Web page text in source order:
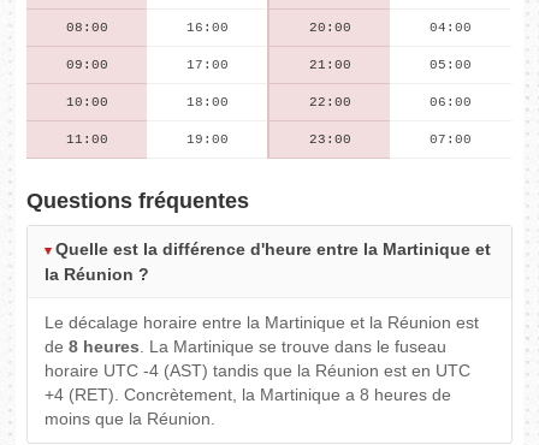
08:00 16:00 20:00 04:00
09:00 17:00 21:00 05:00
10:00 18:00 22:00 06:00
11:00 19:00 23:00 07:00
Questions fréquentes
Quelle est la différence d'heure entre la Martinique et
la Réunion ?
Le décalage horaire entre la Martinique et la Réunion est
de8 heures. La Martinique se trouve dans le fuseau
horaire UTC -4 (AST) tandis que la Réunion est en UTC
+4 (RET). Concrètement, la Martinique a 8 heures de
moins que la Réunion.